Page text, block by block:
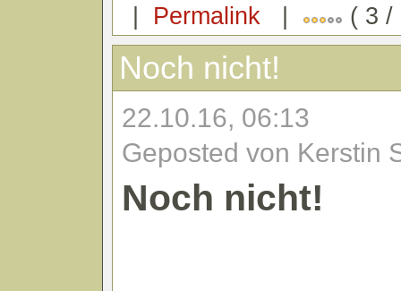
| Permalink | ( 3 /
Noch nicht!
22.10.16, 06:13
Geposted von Kerstin
Noch nicht!